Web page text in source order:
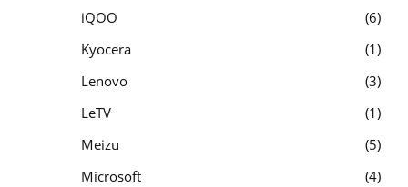
iQOO
6
Kyocera
1
Lenovo
3
LeTV
1
Meizu
5
Microsoft
4